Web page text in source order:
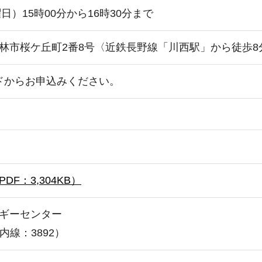
）15時00分から16時30分まで
市桜ケ丘町2番8号〈近鉄長野線「川西駅」から徒歩8
らお申込みください。
：3,304KB）
ーセンター
線：3892）